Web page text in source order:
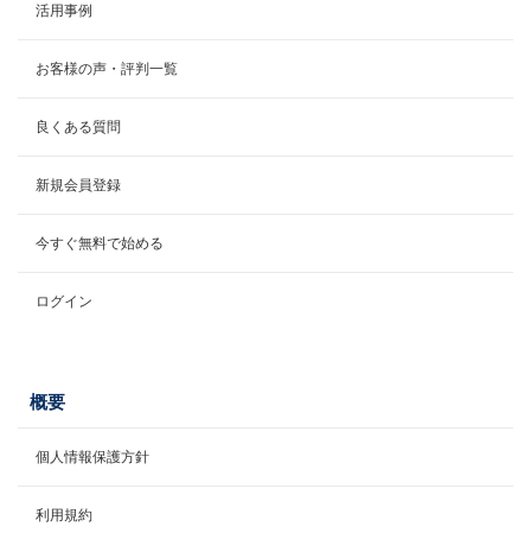
活用事例
お客様の声・評判一覧
良くある質問
新規会員登録
今すぐ無料で始める
ログイン
概要
個人情報保護方針
利用規約